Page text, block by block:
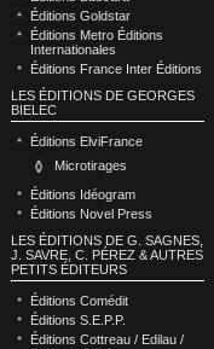
Éditions Goldstar
Éditions Metro Éditions
Internationales
Éditions France Inter Éditions
LES ÉDITIONS DE GEORGES
BIELEC
Éditions ElviFrance
Microtirages
Éditions Idéogram
Éditions Novel Press
LES ÉDITIONS DE G. SAGNES,
J. SAVRE, C. PÉREZ & AUTRES
PETITS ÉDITEURS
Éditions Comédit
Éditions S.E.P.P.
Éditions Cottreau / Edilau /